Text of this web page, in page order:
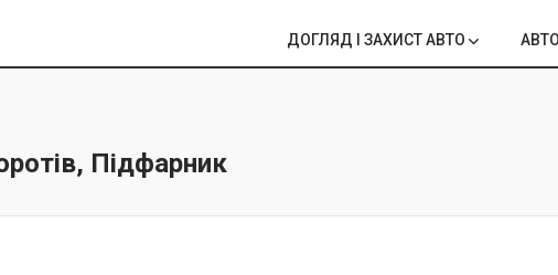
ДОГЛЯД І ЗАХИСТ АВТО
Підфарник